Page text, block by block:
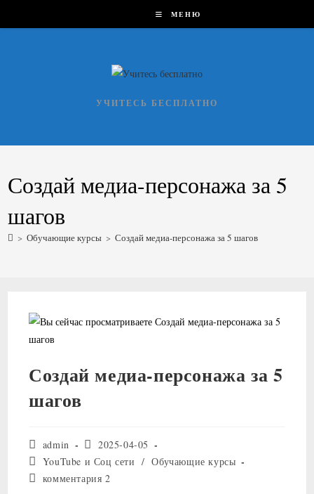
к
МЕНЮ
УЧИТЕСЬ БЕСПЛАТНО
Создай медиа-персонажа за 5
шагов
> Обучающие курсы > Создай медиа-персонажа за 5 шагов
Создай медиа-персонажа за 5
шагов
Автор
записи:
admin
Запись
опубликована:
2025-04-05
Рубрика
записи:
YouTube и Соц сети / Обучающие курсы
Комментарии
комментария 2